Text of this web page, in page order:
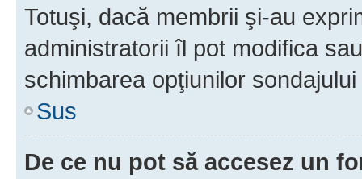
Totuşi, dacă membrii şi-au
administratorii îl pot modifica
schimbarea opţiunilor
Sus
De ce nu pot să accesez un